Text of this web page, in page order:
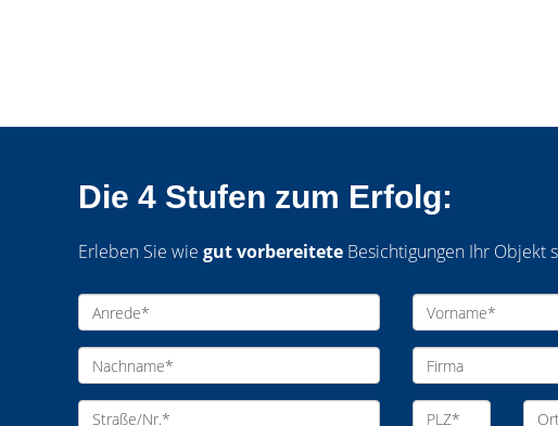
Die 4 Stufen zum Erfolg:
Erleben Sie wie gut vorbereitete Besichtigungen Ihr Objekt